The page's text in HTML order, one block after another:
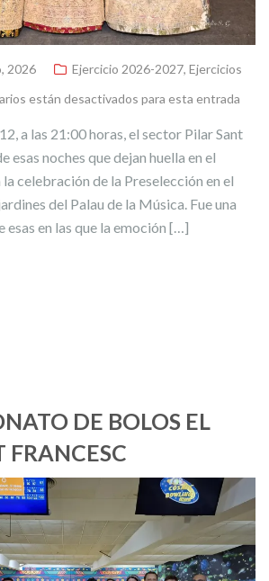
2026 Ejercicio 2026-2027, Ejercicios
están desactivados para esta entrada
a las 21:00 horas, el sector Pilar Sant
esas noches que dejan huella en el
celebración de la Preselección en el
del Palau de la Música. Fue una
esas en las que la emoción […]
DE BOLOS EL
FRANCESC